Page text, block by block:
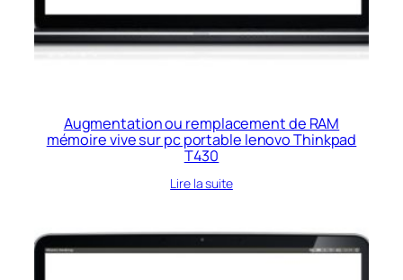
Augmentation ou remplacement de RAM
mémoire vive sur pc portable lenovo Thinkpad
T430
Lire la suite